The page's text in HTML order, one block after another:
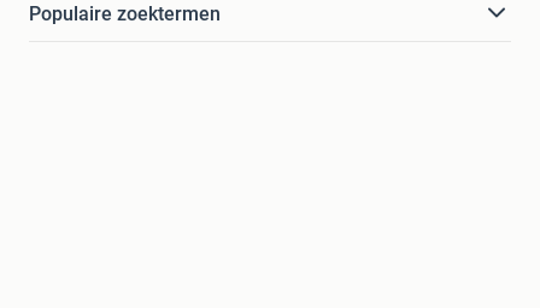
Populaire zoektermen